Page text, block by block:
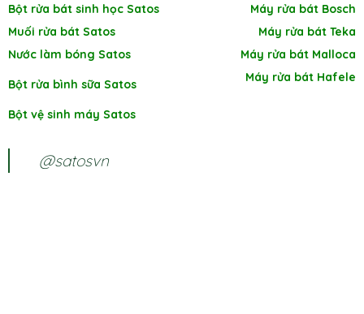
Bột rửa bát sinh học Satos
Muối rửa bát Satos
Nước làm bóng Satos
Bột rửa bình sữa Satos
Bột vệ sinh máy Satos
Máy rửa bát Bosch
Máy rửa bát Teka
Máy rửa bát Malloca
Máy rửa bát Hafele
@satosvn